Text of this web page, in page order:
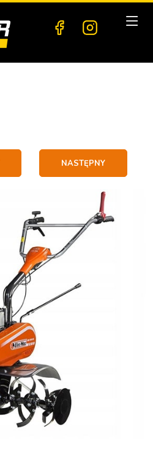
NASTĘPNY